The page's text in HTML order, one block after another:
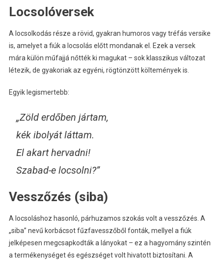
Locsolóversek
A locsolkodás része a rövid, gyakran humoros vagy tréfás versike
is, amelyet a fiúk a locsolás előtt mondanak el. Ezek a versek
mára külön műfajjá nőtték ki magukat – sok klasszikus változat
létezik, de gyakoriak az egyéni, rögtönzött költemények is.
Egyik legismertebb:
„Zöld erdőben jártam,
kék ibolyát láttam.
El akart hervadni!
Szabad-e locsolni?”
Vesszőzés (siba)
A locsoláshoz hasonló, párhuzamos szokás volt a vesszőzés. A
„siba” nevű korbácsot fűzfavesszőből fonták, mellyel a fiúk
jelképesen megcsapkodták a lányokat – ez a hagyomány szintén
a termékenységet és egészséget volt hivatott biztosítani. A